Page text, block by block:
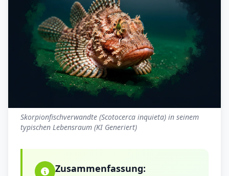
Skorpionfischverwandte (Scotocerca inquieta) in seinem
typischen Lebensraum (KI Generiert)
Zusammenfassung: